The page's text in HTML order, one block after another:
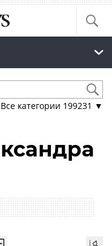
Все категории 199231 ▼